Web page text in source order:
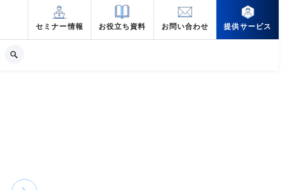
セミナー情報 お役立ち資料 お問い合わせ 提供サービス